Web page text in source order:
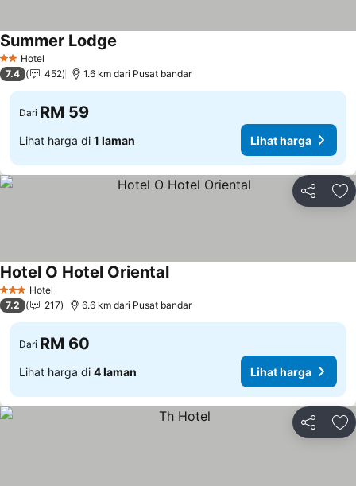
2 Bintang
Hotel
Summer Lodge
7.4 452 1.6 km dari Pusat bandar
Dari RM 59
Lihat harga di 1 laman Lihat harga
Kongsi
3 BintangHotel
Hotel O Hotel Oriental
7.2 217 6.6 km dari Pusat bandar
Dari RM 60
Lihat harga di 4 laman Lihat harga
Kongsi